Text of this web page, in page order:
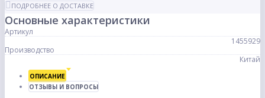
ПОДРОБНЕЕ О ДОСТАВКЕ
Основные характеристики
Артикул
1455929
Производство
Китай
ОПИСАНИЕ
ОТЗЫВЫ И ВОПРОСЫ